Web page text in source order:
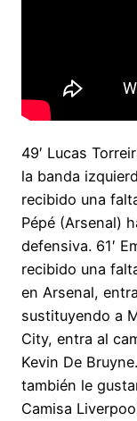
49′ Lucas
la banda
recibido una
Pépé (Arsenal)
defensiva. 61′
recibido una
en Arsenal,
sustituyendo a
City, entra al
Kevin De
también le
Camisa